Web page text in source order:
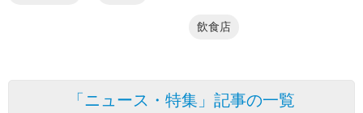
飲食店
「ニュース・特集」記事の一覧